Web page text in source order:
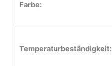
Farbe:
Temperaturbeständigkeit: